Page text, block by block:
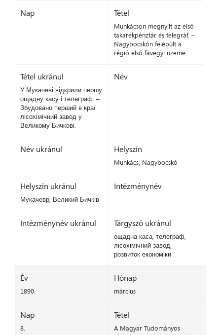
Nap Tétel
Munkácson megnyílt az első
takarékpénztár és telegráf. –
Nagybocskón felépült a
régió első favegyi üzeme.
Tétel ukránul
У Мукачеві відкрили першу
ощадну касу і телеграф. –
Збудовано перший в краї
лісохімічний завод у
Великому Бичкові.
Név
Név ukránul Helyszín
Munkács, Nagybocskó
Helyszín ukránul
Мукачевр, Великий Бичків
Intézménynév
Intézménynév ukránul Tárgyszó ukránul
ощадна каса, телеграф,
лісохімічний завод,
розвиток економіки
Év
1890.
Hónap
március
Nap
8.
Tétel
A Magyar Tudományos